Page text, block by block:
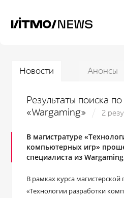
Новости Анонсы
Результаты поиска по
«Wargaming»
2
В магистратуре
компьютерных игр»
специалиста из Wargaming
В рамках курса
«Технологии разработки